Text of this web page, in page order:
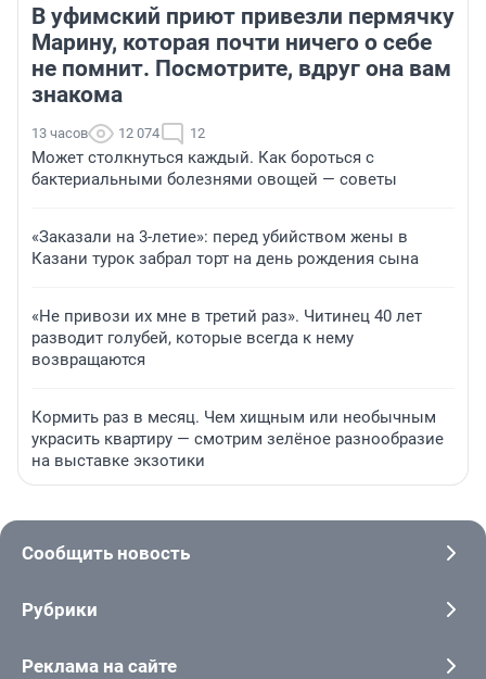
В уфимский приют привезли пермячку
Марину, которая почти ничего о себе
не помнит. Посмотрите, вдруг она вам
знакома
13 часов 12 074 12
Может столкнуться каждый. Как бороться с
бактериальными болезнями овощей — советы
«Заказали на 3-летие»: перед убийством жены в
Казани турок забрал торт на день рождения сына
«Не привози их мне в третий раз». Читинец 40 лет
разводит голубей, которые всегда к нему
возвращаются
Кормить раз в месяц. Чем хищным или необычным
украсить квартиру — смотрим зелёное разнообразие
на выставке экзотики
Сообщить новость
Рубрики
Реклама на сайте